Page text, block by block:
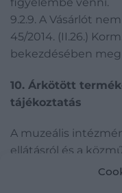
9.2.9. A Vásárlót
45/2014. (II.26.)
bekezdésében
10. Árkötött
tájékoztatás
A muzeális
ellátásról és a
törvény (Kult. tv.)